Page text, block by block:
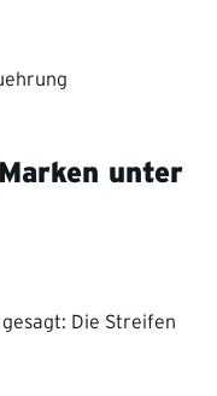
brauchen
unter
Die Streifen